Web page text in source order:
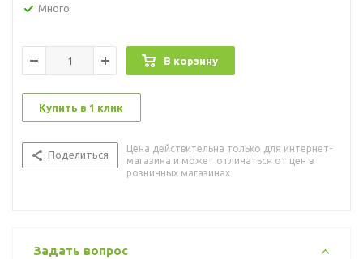
Много
В корзину
Купить в 1 клик
Поделиться
Цена действительна только для интернет-
магазина и может отличаться от цен в
розничных магазинах
Задать вопрос